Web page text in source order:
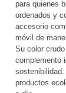
para quienes
ordenados y
accesorio
móvil de
Su color
complemento
productos